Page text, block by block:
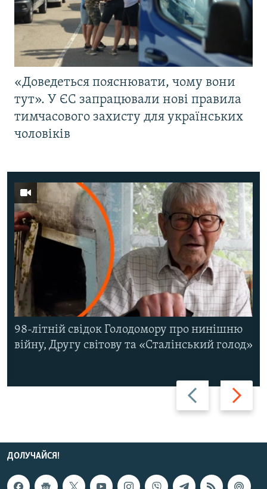
«Доведеться пояснювати, чому вони
тут». У ЄС запрацювали нові правила
тимчасового захисту для українських
чоловіків
Назад Вперед
98-літній свідок Голодомору про нинішню
війну, Другу світову та «Сталінський голод»
ДОЛУЧАЙСЯ!